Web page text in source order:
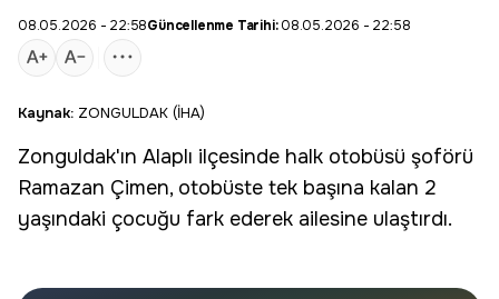
08.05.2026 - 22:58Güncellenme Tarihi:08.05.2026 - 22:58
Kaynak: ZONGULDAK (İHA)
Zonguldak'ın Alaplı ilçesinde halk otobüsü şoförü
Ramazan Çimen, otobüste tek başına kalan 2
yaşındaki çocuğu fark ederek ailesine ulaştırdı.